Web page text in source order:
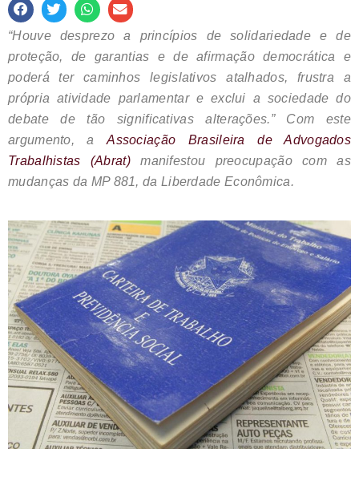
“Houve desprezo a princípios de solidariedade e de
proteção, de garantias e de afirmação democrática e
poderá ter caminhos legislativos atalhados, frustra a
própria atividade parlamentar e exclui a sociedade do
debate de tão significativas alterações.” Com este
argumento, aAssociação Brasileira de Advogados
Trabalhistas (Abrat) manifestou preocupação com as
mudanças da MP 881, da Liberdade Econômica.